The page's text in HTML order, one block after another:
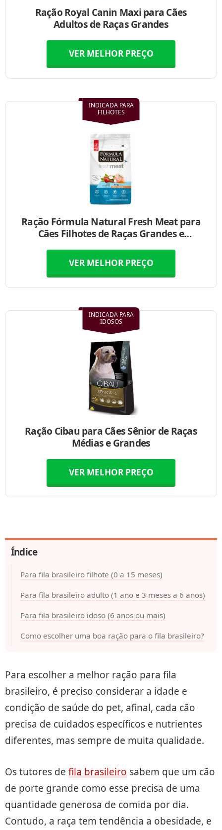
Ração Royal Canin Maxi para Cães
Adultos de Raças Grandes
VER MELHOR PREÇO
INDICADA PARA
FILHOTES
Ração Fórmula Natural Fresh Meat para
Cães Filhotes de Raças Grandes e
VER MELHOR PREÇO
INDICADA PARA
IDOSOS
Ração Cibau para Cães Sênior de Raças
Médias e Grandes
VER MELHOR PREÇO
Índice
Para fila brasileiro filhote (0 a 15 meses)
Para fila brasileiro adulto (1 ano e 3 meses a 6 anos)
Para fila brasileiro idoso (6 anos ou mais)
Como escolher uma boa ração para o fila brasileiro?
Para escolher a melhor ração para fila
brasileiro, é preciso considerar a idade e
condição de saúde do pet, afinal, cada cão
precisa de cuidados específicos e nutrientes
diferentes, mas sempre de muita qualidade.
Os tutores de fila brasileiro sabem que um cão
de porte grande como esse precisa de uma
quantidade generosa de comida por dia.
Contudo, a raça tem tendência a obesidade, e